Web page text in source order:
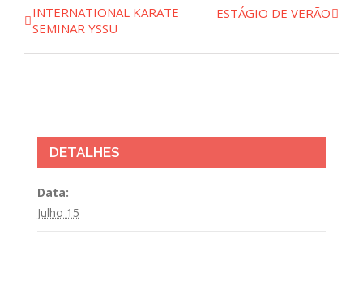
Navegação
do
INTERNATIONAL KARATE
SEMINAR YSSU
ESTÁGIO DE VERÃO
DETALHES
Data:
Julho 15